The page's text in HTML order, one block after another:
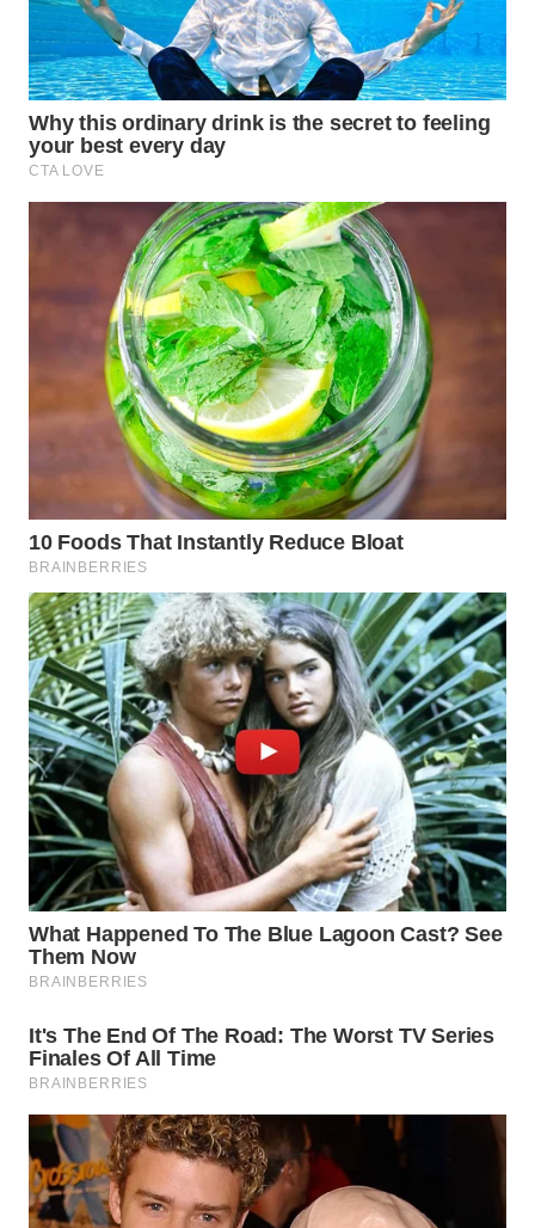
WN
BINJAI
WN
CIREBON
WN
WN
KUNINGAN
WN
MAJALENGKA
WN
SUKABUMI
WN
PURWAKARTA
WN
PRIANGAN
TIMUR
WN
SEMARANG
WN
SOLO
BOROBUDUR
WN
MADURA
WN
SURABAYA